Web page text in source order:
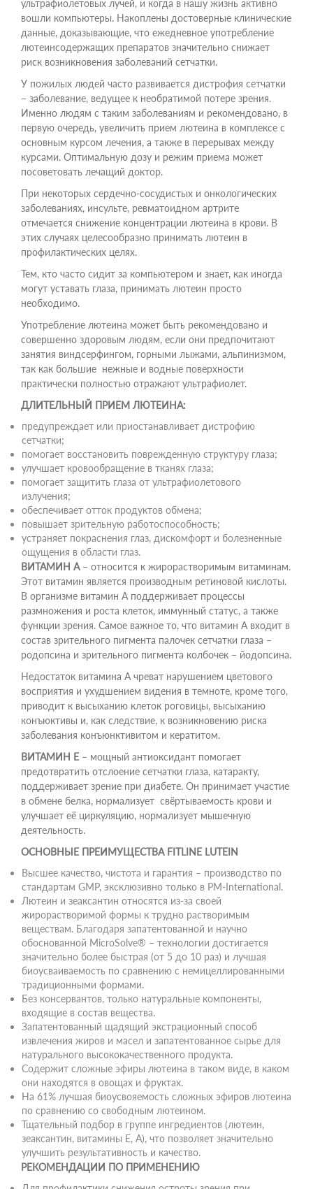
ультрафиолетовых лучей, и когда в нашу жизнь активно
вошли компьютеры. Накоплены достоверные клинические
данные, доказывающие, что ежедневное употребление
лютеинсодержащих препаратов значительно снижает
риск возникновения заболеваний сетчатки.
У пожилых людей часто развивается дистрофия сетчатки
– заболевание, ведущее к необратимой потере зрения.
Именно людям с таким заболеваниям и рекомендовано, в
первую очередь, увеличить прием лютеина в комплексе с
основным курсом лечения, а также в перерывах между
курсами. Оптимальную дозу и режим приема может
посоветовать лечащий доктор.
При некоторых сердечно-сосудистых и онкологических
заболеваниях, инсульте, ревматоидном артрите
отмечается снижение концентрации лютеина в крови. В
этих случаях целесообразно принимать лютеин в
профилактических целях.
Тем, кто часто сидит за компьютером и знает, как иногда
могут уставать глаза, принимать лютеин просто
необходимо.
Употребление лютеина может быть рекомендовано и
совершенно здоровым людям, если они предпочитают
занятия виндсерфингом, горными лыжами, альпинизмом,
так как большие нежные и водные поверхности
практически полностью отражают ультрафиолет.
ДЛИТЕЛЬНЫЙ ПРИЕМ ЛЮТЕИНА:
предупреждает или приостанавливает дистрофию
сетчатки;
помогает восстановить поврежденную структуру глаза;
улучшает кровообращение в тканях глаза;
помогает защитить глаза от ультрафиолетового
излучения;
обеспечивает отток продуктов обмена;
повышает зрительную работоспособность;
устраняет покраснения глаз, дискомфорт и болезненные
ощущения в области глаз.
ВИТАМИН А– относится к жирорастворимым витаминам.
Этот витамин является производным ретиновой кислоты.
В организме витамин А поддерживает процессы
размножения и роста клеток, иммунный статус, а также
функции зрения. Самое важное то, что витамин А входит в
состав зрительного пигмента палочек сетчатки глаза –
родопсина и зрительного пигмента колбочек – йодопсина.
Недостаток витамина А чреват нарушением цветового
восприятия и ухудшением видения в темноте, кроме того,
приводит к высыханию клеток роговицы, высыханию
конъюктивы и, как следствие, к возникновению риска
заболевания конъюнктивитом и кератитом.
ВИТАМИН Е – мощный антиоксидант помогает
предотвратить отслоение сетчатки глаза, катаракту,
поддерживает зрение при диабете. Он принимает участие
в обмене белка, нормализует свёртываемость крови и
улучшает её циркуляцию, нормализует мышечную
деятельность.
ОСНОВНЫЕ ПРЕИМУЩЕСТВА FITLINE LUTEIN
Высшее качество, чистота и гарантия – производство по
стандартам GMP, эксклюзивно только в РМ-International.
Лютеин и зеаксантин относятся из-за своей
жирорастворимой формы к трудно растворимым
веществам. Благодаря запатентованной и научно
обоснованной MicroSolve® – технологии достигается
значительно более быстрая (от 5 до 10 раз) и лучшая
биоусваиваемость по сравнению с немицеллированными
традиционными формами.
Без консервантов, только натуральные компоненты,
входящие в состав вещества.
Запатентованный щадящий экстрационный способ
извлечения жиров и масел и запатентованное сырье для
натурального высококачественного продукта.
Содержит сложные эфиры лютеина в таком виде, в каком
они находятся в овощах и фруктах.
На 61% лучшая биоусвояемость сложных эфиров лютеина
по сравнению со свободным лютеином.
Тщательный подбор в группе ингредиентов (лютеин,
зеаксантин, витамины Е, А), что позволяет значительно
улучшить результативность и качество.
РЕКОМЕНДАЦИИ ПО ПРИМЕНЕНИЮ